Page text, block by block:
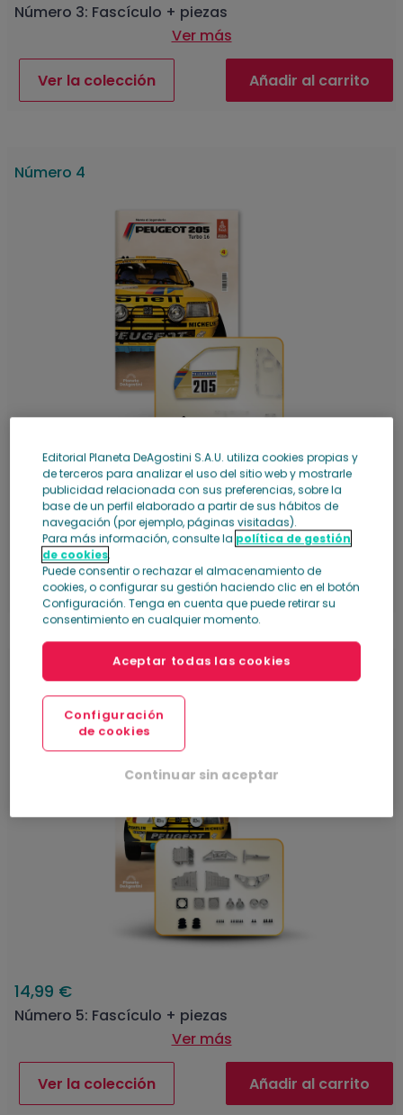
Número 3: Fascículo + piezas
Ver más
Ver la colección Añadir al carrito
Número 4
14,99 €
Número 4: Fascículo + piezas
Ver más
Ver la colección Añadir al carrito
Número 5
14,99 €
Número 5: Fascículo + piezas
Ver más
Ver la colección Añadir al carrito
Editorial Planeta DeAgostini S.A.U. utiliza cookies propias y
de terceros para analizar el uso del sitio web y mostrarle
publicidad relacionada con sus preferencias, sobre la
base de un perfil elaborado a partir de sus hábitos de
navegación (por ejemplo, páginas visitadas).
Para más información, consulte la política de gestión
de cookies.
Puede consentir o rechazar el almacenamiento de
cookies, o configurar su gestión haciendo clic en el botón
Configuración. Tenga en cuenta que puede retirar su
consentimiento en cualquier momento.
Aceptar todas las cookies
Configuración
de cookies
Continuar sin aceptar